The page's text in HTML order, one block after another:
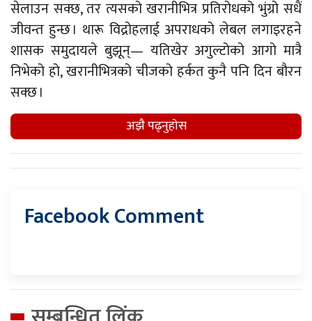
सेलाउन सक्छ, तर त्यसको खरानीभित्र प्रतिरोधको भुंग्रो सधैं
जीवन्त हुन्छ । थारू विद्रोहलाई अपराधको लेबल लगाइरहने
शासक समुदायले बुझून्— यतिखेर अगुल्टोको आगो मात्रै
निभेको हो, खरानीभित्रको चीजको हर्कत कुनै पनि दिन बौरन
सक्छ ।
अझै पढ्नुहाेस
Facebook Comment